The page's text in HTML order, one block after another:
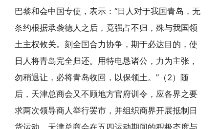
巴黎和会中国专使，表示：“日人对于我国青岛，无
条约根据承袭德人之后，竟强占不归，殊与我国领
土主权攸关。刻全国合力协争，期于必达目的，使
日人将青岛完全归还。用特电恳诸公，力为主张，
勿稍退让，必将青岛收回，以保领土。”（2）随
后，天津总商会又不顾地方官府训令，应各界之要
求两次领导商人举行罢市，并组织商界开展抵制日
货运动。天津总商会在五四运动期间的积极态度与